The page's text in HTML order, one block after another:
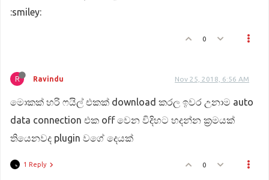
:smiley:
0
R Ravindu Nov 25, 2018, 6:56 AM
මොකක් හරි ෆයිල් එකක් download කරල ඉවර උනාම auto
data connection එක off වෙන විදිහට හදන්න ක්‍රමයක්
තියෙනවද plugin වගේ දෙයක්
1 Reply 0